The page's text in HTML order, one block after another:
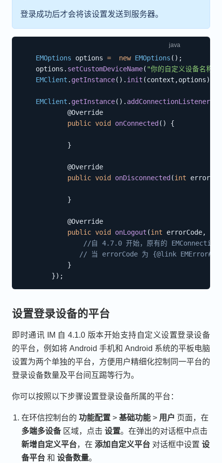
登录成功后才会将该设置发送到服务器。
EMOptions options = new EMOptions ( ) ;
    options
. setCustomDeviceName( "你的自定义设备名称"
EMClient . getInstance( ) . init (context ,options)
EMClient . getInstance( ) . addConnectionListener
@Override
public void onConnected( ) {
}
@Override
public void onDisconnected(int
}
@Override
public void onLogout (int errorCode,
//自 4.7.0 开始，原有的
// 当 errorCode 为 {@link
}
}) ;
设置登录设备的平台
即时通讯 IM 自 4.1.0 版本开始支持自定义设置登录设备
的平台，例如将 Android 手机和 Android 系统的平板电脑
设置为两个单独的平台，方便用户精细化控制同一平台的
登录设备数量及平台间互踢等行为。
你可以按照以下步骤设置登录设备所属的平台：
在环信控制台的功能配置 >基础功能 > 用户 页面，在
多端多设备区域，点击设置。在弹出的对话框中点击
新增自定义平台，在添加自定义平台 对话框中设置设
备平台 和设备数量。